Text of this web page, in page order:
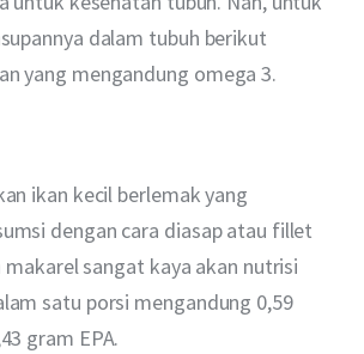
dalam tubuh berikut
yang mengandung omega 3.
ikan kecil berlemak yang
dengan cara diasap atau fillet
makarel sangat kaya akan nutrisi
satu porsi mengandung 0,59
gram EPA.